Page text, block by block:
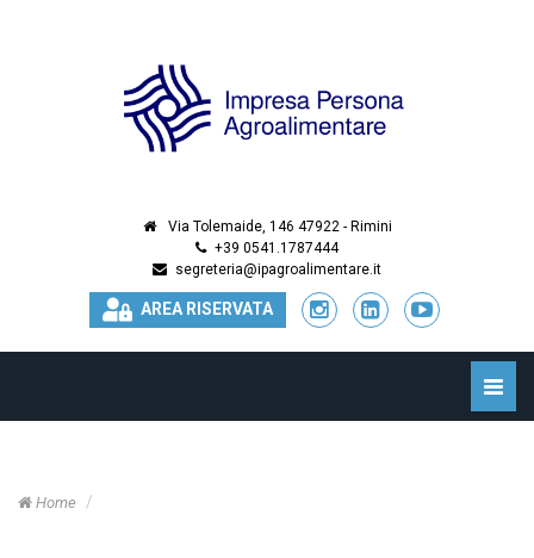
Via Tolemaide, 146 47922 - Rimini
+39 0541.1787444
segreteria@ipagroalimentare.it
AREA RISERVATA
Toggle
Home